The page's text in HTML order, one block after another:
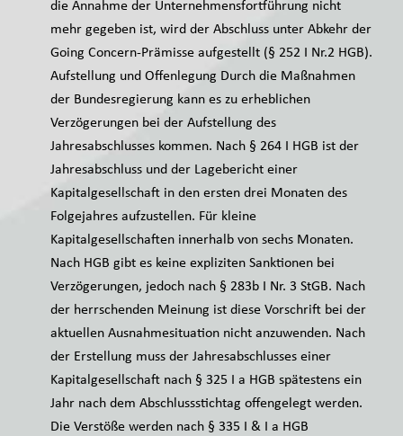
die Annahme der Unternehmensfortführung nicht
mehr gegeben ist, wird der Abschluss unter Abkehr der
Going Concern-Prämisse aufgestellt (§ 252 I Nr.2 HGB).
Aufstellung und Offenlegung Durch die Maßnahmen
der Bundesregierung kann es zu erheblichen
Verzögerungen bei der Aufstellung des
Jahresabschlusses kommen. Nach § 264 I HGB ist der
Jahresabschluss und der Lagebericht einer
Kapitalgesellschaft in den ersten drei Monaten des
Folgejahres aufzustellen. Für kleine
Kapitalgesellschaften innerhalb von sechs Monaten.
Nach HGB gibt es keine expliziten Sanktionen bei
Verzögerungen, jedoch nach § 283b I Nr. 3 StGB. Nach
der herrschenden Meinung ist diese Vorschrift bei der
aktuellen Ausnahmesituation nicht anzuwenden. Nach
der Erstellung muss der Jahresabschlusses einer
Kapitalgesellschaft nach § 325 I a HGB spätestens ein
Jahr nach dem Abschlussstichtag offengelegt werden.
Die Verstöße werden nach § 335 I & I a HGB